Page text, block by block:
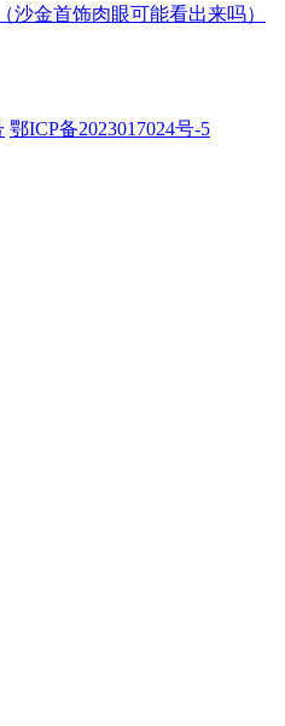
沙金首饰肉眼可能看出来吗）
鄂ICP备2023017024号-5